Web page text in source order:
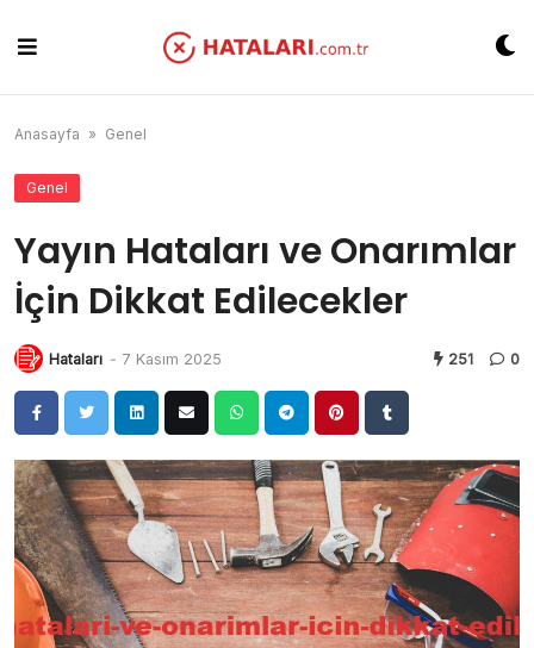
content
Anasayfa » Genel
Genel
Yayın Hataları ve Onarımlar
İçin Dikkat Edilecekler
Hataları - 7 Kasım 2025 251 0